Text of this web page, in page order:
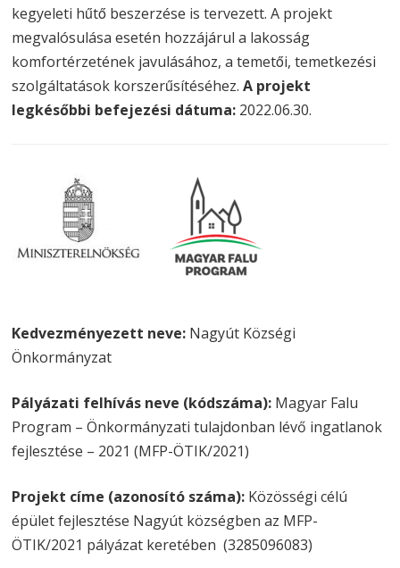
kegyeleti hűtő beszerzése is tervezett. A projekt
megvalósulása esetén hozzájárul a lakosság
komfortérzetének javulásához, a temetői, temetkezési
szolgáltatások korszerűsítéséhez.A projekt
legkésőbbi befejezési dátuma: 2022.06.30.
Kedvezményezett neve: Nagyút Községi
Önkormányzat
Pályázati felhívás neve (kódszáma): Magyar Falu
Program – Önkormányzati tulajdonban lévő ingatlanok
fejlesztése – 2021 (MFP-ÖTIK/2021)
Projekt címe (azonosító száma): Közösségi célú
épület fejlesztése Nagyút községben az MFP-
ÖTIK/2021 pályázat keretében (3285096083)